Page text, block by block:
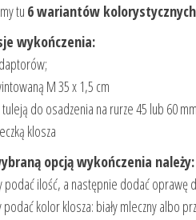
tu 6 wariantów
wykończenia:
M 35 x 1,5 cm
do osadzenia na rurze 45 lub 60 mm
klosza
opcją wykończenia należy:
podać ilość, a następnie dodać oprawę
podać kolor klosza: biały mleczny albo